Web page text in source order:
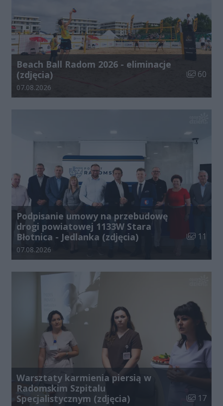
Beach Ball Radom 2026 - eliminacje
(zdjęcia)
Liczba
60
Data dodania galerii:
07.08.2026
Podpisanie umowy na przebudowę
drogi powiatowej 1133W Stara
Błotnica - Jedlanka (zdjęcia)
Liczba
11
Data dodania galerii:
07.08.2026
Warsztaty karmienia piersią w
Radomskim Szpitalu
Specjalistycznym (zdjęcia)
Liczba
17